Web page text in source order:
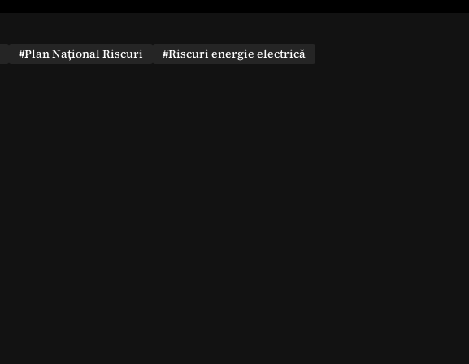
#Plan Național Riscuri
#Riscuri energie electrică